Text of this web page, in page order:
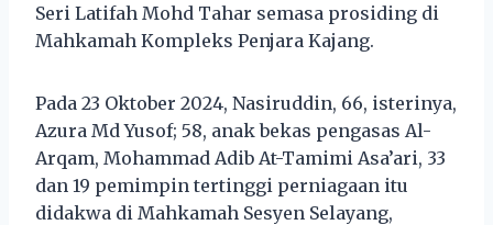
Seri Latifah Mohd Tahar semasa prosiding di
Mahkamah Kompleks Penjara Kajang.
Pada 23 Oktober 2024, Nasiruddin, 66, isterinya,
Azura Md Yusof; 58, anak bekas pengasas Al-
Arqam, Mohammad Adib At-Tamimi Asa’ari, 33
dan 19 pemimpin tertinggi perniagaan itu
didakwa di Mahkamah Sesyen Selayang,